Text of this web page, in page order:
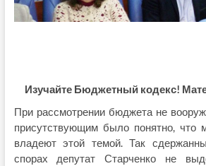
Изучайте Бюджетный кодекс!
При рассмотрении бюджета не
присутствующим было понятно, что
владеют этой темой. Так
спорах депутат Старченко не